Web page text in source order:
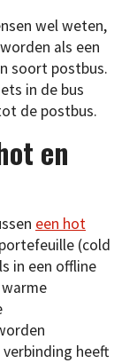
wel weten,
als een
soort postbus.
in de bus
de postbus.
en
een hot
(cold
in een offline
heeft